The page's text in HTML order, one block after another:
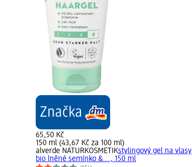
65,50 Kč
150 ml (43,67 Kč za 100 ml)
alverde NATURKOSMETIKstylingový gel na vlasy
bio lněné semínko &..., 150 ml